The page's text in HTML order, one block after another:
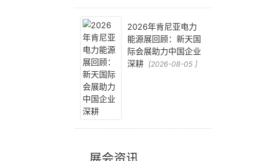
2026年肯尼亚电力
能源展回顾：新天国
际会展助力中国企业
深耕 [2026-08-05 ]